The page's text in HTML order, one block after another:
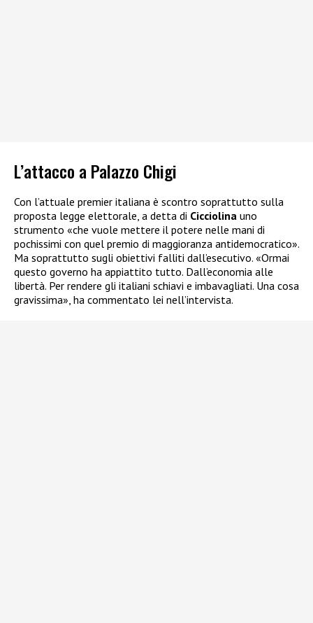
L’attacco a Palazzo Chigi
Con l’attuale premier italiana è scontro soprattutto sulla
proposta legge elettorale, a detta di Cicciolina uno
strumento «che vuole mettere il potere nelle mani di
pochissimi con quel premio di maggioranza antidemocratico».
Ma soprattutto sugli obiettivi falliti dall’esecutivo. «Ormai
questo governo ha appiattito tutto. Dall’economia alle
libertà. Per rendere gli italiani schiavi e imbavagliati. Una cosa
gravissima», ha commentato lei nell’intervista.